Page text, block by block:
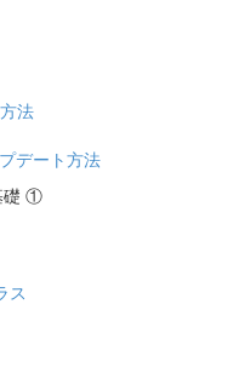
法
デート方法
礎 ①
ス